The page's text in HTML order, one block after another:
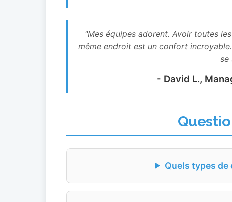
"Mes équipes adorent. Avoir toutes
même endroit est un confort
se
- David L.,
Quels types